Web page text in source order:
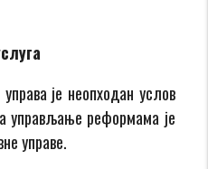
је неопходан услов
управљање реформама је
управе.